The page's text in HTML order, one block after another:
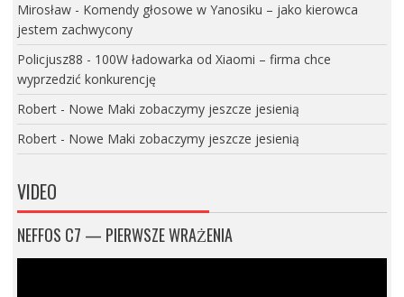
Mirosław- Komendy głosowe w Yanosiku – jako kierowca
jestem zachwycony
Policjusz88 - 100W ładowarka od Xiaomi – firma chce
wyprzedzić konkurencję
Robert- Nowe Maki zobaczymy jeszcze jesienią
Robert- Nowe Maki zobaczymy jeszcze jesienią
VIDEO
NEFFOS C7 — PIERWSZE WRAŻENIA